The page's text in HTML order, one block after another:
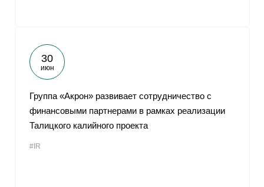
30
июн
Группа «Акрон» развивает сотрудничество с
финансовыми партнерами в рамках реализации
Талицкого калийного проекта
#IR